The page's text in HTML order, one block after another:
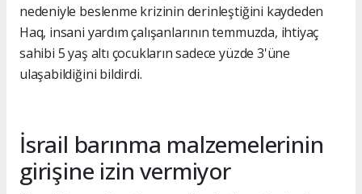
nedeniyle beslenme krizinin derinleştiğini kaydeden
Haq, insani yardım çalışanlarının temmuzda, ihtiyaç
sahibi 5 yaş altı çocukların sadece yüzde 3'üne
ulaşabildiğini bildirdi.
İsrail barınma malzemelerinin
girişine izin vermiyor